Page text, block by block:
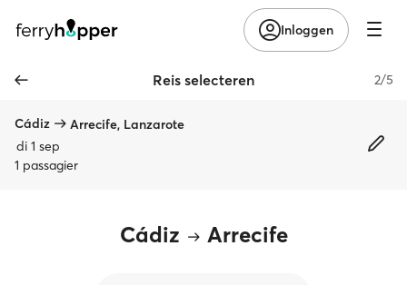
Inloggen
Reis selecteren 2/5
Cádiz
Arrecife, Lanzarote
di 1 sep
1 passagier
Cádiz Arrecife